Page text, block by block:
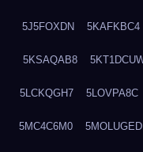
5J5FOXDN 5KAFKBC4
5KSAQAB8
5LCKQGH7 5LOVPA8C
5MC4C6M0 5MOLUGED